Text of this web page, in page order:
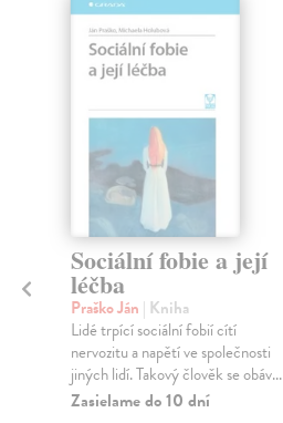
Sociální fobie a její
léčba
Praško Ján | Kniha
Lidé trpící sociální fobií cítí
nervozitu a napětí ve společnosti
jiných lidí. Takový člověk se obáv...
Zasielame do 10 dní